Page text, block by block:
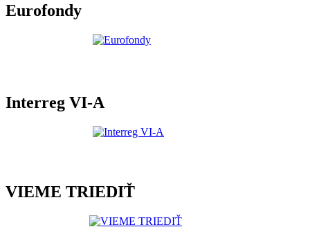
Eurofondy
Interreg VI-A
VIEME TRIEDIŤ